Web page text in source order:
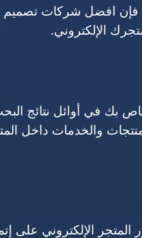
فإن افضل شركات تصميم
الإلكتروني.
بك في أوائل نتائج
والخدمات داخل
الإلكتروني على